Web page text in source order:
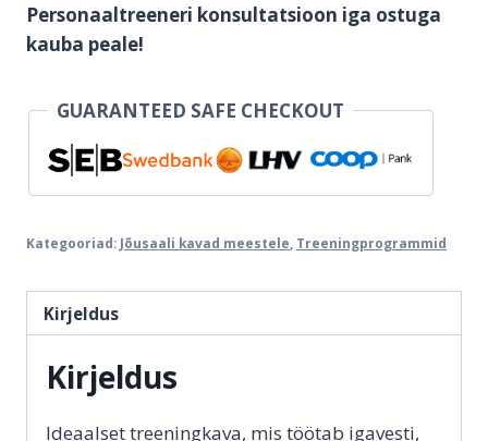
TÄIELIK
treeningprogramm
kogus
Personaaltreeneri konsultatsioon iga ostuga
kauba peale!
GUARANTEED SAFE CHECKOUT
Kategooriad: Jõusaali kavad meestele Treeningprogrammid
Kirjeldus
Kirjeldus
Ideaalset treeningkava, mis töötab igavesti,